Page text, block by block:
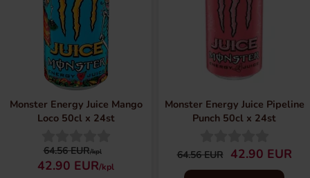
Monster Energy Juice Mango
Loco 50cl x 24st
64.56 EUR/kpl
42.90 EUR/kpl
Monster Energy Juice Pipeline
Punch 50cl x 24st
64.56 EUR 42.90 EUR